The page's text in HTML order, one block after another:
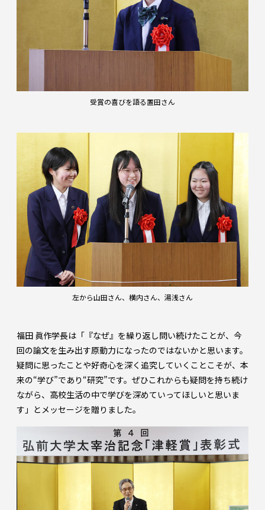
受賞の喜びを語る置田さん
左から山田さん、横内さん、湯浅さん
福田 眞作学長は「『なぜ』を繰り返し問い続けたことが、今
回の論文を生み出す原動力になったのではないかと思います。
疑問に思ったことや好奇心を深く追究していくことこそが、本
来の“学び”であり“研究”です。ぜひこれからも疑問を持ち続け
ながら、高校生活の中で学びを深めていってほしいと思いま
す」とメッセージを贈りました。